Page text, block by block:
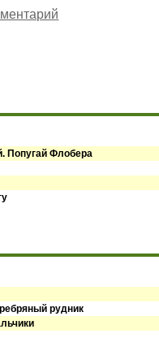
Попугай Флобера
рудник